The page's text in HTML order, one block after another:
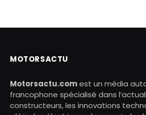
MOTORSACTU
Motorsactu.comest un média
francophone spécialisé dans
constructeurs, les innovations